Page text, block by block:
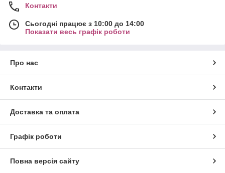
Контакти
Сьогодні працює з 10:00 до 14:00
Показати весь графік роботи
Про нас
Контакти
Доставка та оплата
Графік роботи
Повна версія сайту